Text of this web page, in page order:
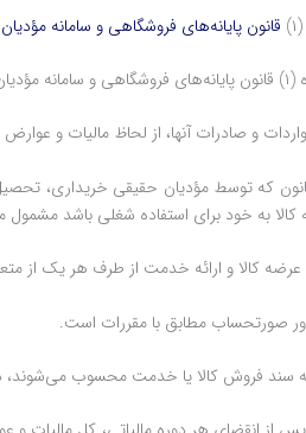
قانون پایانه‌های فروشگاهی و سامانه مؤدیان
و صادرات آنها، از لحاظ مالیات و
قانون که توسط مؤدیان حقیقی
به خود برای استفاده شغلی باشد مشمول
صورتحساب مطابق با مقررات است.
که سند فروش کالا یا خدمت محسوب